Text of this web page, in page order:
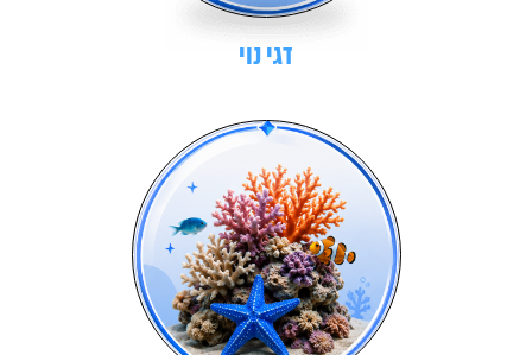
דגי נוי